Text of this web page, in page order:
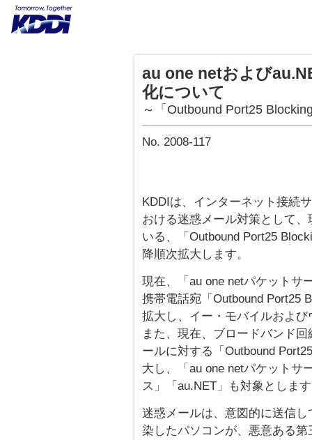
au one netおよび
化について
～「Outbound Port25
No. 2008-117
KDDIは、インターネット接続
おける迷惑メール対策として
いる、「Outbound Port25
降順次拡大します。
現在、「au one netパケットサ
携帯電話宛「Outbound Port25
拡大し、イー・モバイルおよ
また、現在、ブロードバンド
ールに対する「Outbound
大し、「au one netパケットサ
ス」「au.NET」も対象としま
迷惑メールは、意図的に送信
染したパソコンが、悪意ある